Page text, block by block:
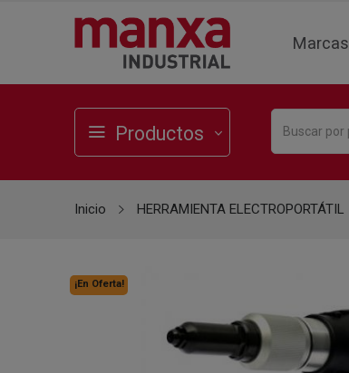
Marcas
Productos
Inicio HERRAMIENTA ELECTROPORTÁTIL
¡En Oferta!